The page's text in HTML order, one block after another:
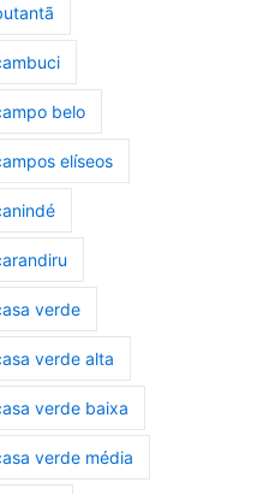
belo
elíseos
verde
verde alta
verde baixa
verde média